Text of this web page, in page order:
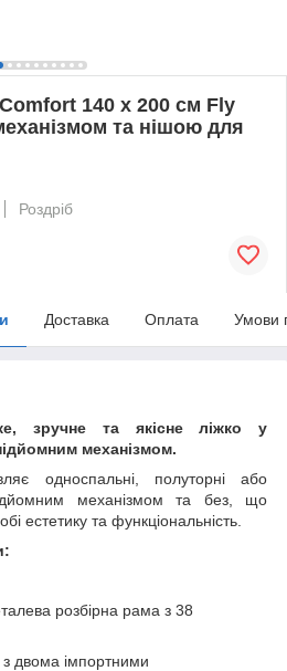
140 х 200 см Fly
та нішою для
Роздріб
Доставка Оплата Умови
зручне та якiсне ліжко у
механізмом.
односпальні, полуторні або
механізмом та без, що
естетику та функціональність.
розбірна рама з 38
двома імпортними